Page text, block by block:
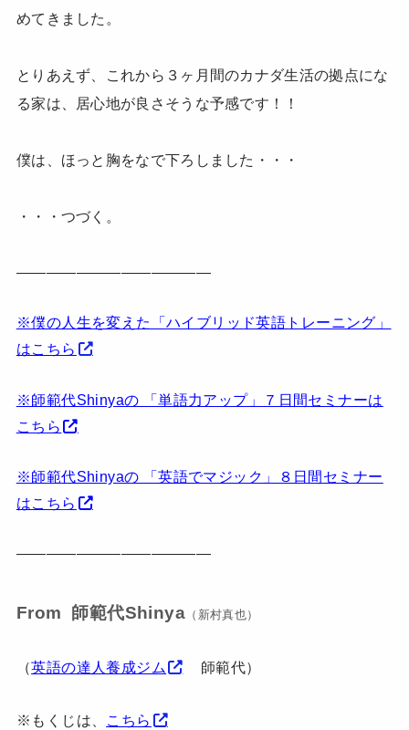
めてきました。
とりあえず、これから３ヶ月間のカナダ生活の拠点にな
る家は、居心地が良さそうな予感です！！
僕は、ほっと胸をなで下ろしました・・・
・・・つづく。
—————————————
※僕の人生を変えた「ハイブリッド英語トレーニング」
はこちら
※師範代Shinyaの 「単語力アップ」７日間セミナーは
こちら
※師範代Shinyaの 「英語でマジック」８日間セミナー
はこちら
—————————————
From 師範代Shinya （新村真也）
（英語の達人養成ジム 師範代）
※もくじは、 こちら